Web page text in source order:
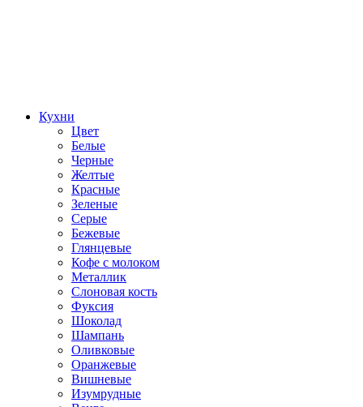
Кухни
Цвет
Белые
Черные
Желтые
Красные
Зеленые
Серые
Бежевые
Глянцевые
Кофе с молоком
Металлик
Слоновая кость
Фуксия
Шоколад
Шампань
Оливковые
Оранжевые
Вишневые
Изумрудные